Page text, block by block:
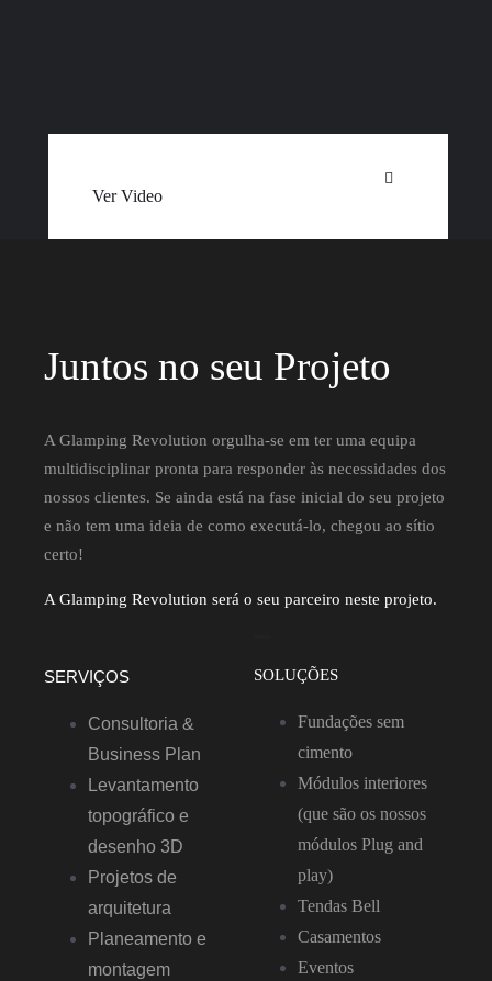
Ver Video
Juntos no seu Projeto
A Glamping Revolution orgulha-se em ter uma equipa
multidisciplinar pronta para responder às necessidades dos
nossos clientes. Se ainda está na fase inicial do seu projeto
e não tem uma ideia de como executá-lo, chegou ao sítio
certo!
A Glamping Revolution será o seu parceiro neste projeto.
SERVIÇOS
Consultoria &
Business Plan
Levantamento
topográfico e
desenho 3D
Projetos de
arquitetura
Planeamento e
montagem
SOLUÇÕES
Fundações sem
cimento
Módulos interiores
(que são os nossos
módulos Plug and
play)
Tendas Bell
Casamentos
Eventos